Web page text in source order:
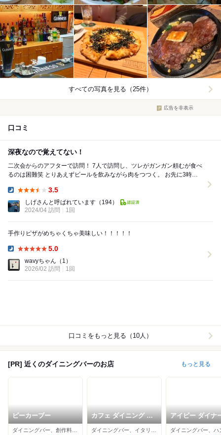
すべての写真を見る（25件）
広告を非表示
口コミ
深夜なので覚えてない！
二次会からのアフターで訪問！ 7人で訪問し、ツレがガンガン頼むが食べ
るのは困難笑 とりあえずビールを飲みながら肉をつつく。 お先に3時に
3.5
しげさんと呼ばれています （194）
2024/04 訪問
1回
手作りピザがめちゃくちゃ美味しい！！！！！
5.0
wavyちゃん （1）
2026/02 訪問
1回
口コミをもっと見る（10人）
[PR] 近くのダイニングバーのお店 もっと見る
ピーカーブー
カフェ ダイニング カ
ラー
アイビー ダイナ